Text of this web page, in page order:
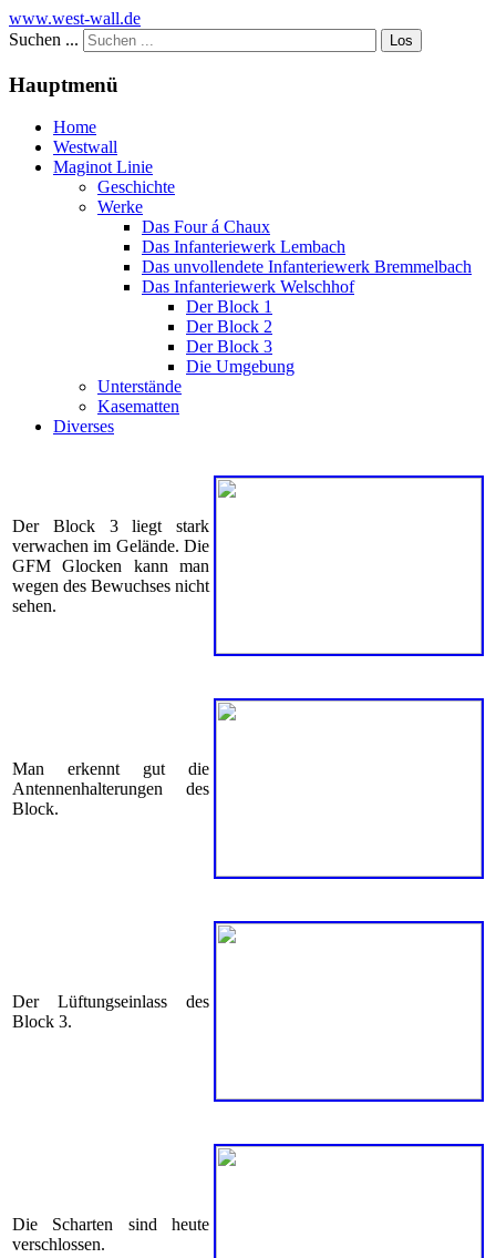
www.west-wall.de
Suchen ...
Los
Hauptmenü
Home
Westwall
Maginot Linie
Geschichte
Werke
Das Four á Chaux
Das Infanteriewerk Lembach
Das unvollendete Infanteriewerk Bremmelbach
Das Infanteriewerk Welschhof
Der Block 1
Der Block 2
Der Block 3
Die Umgebung
Unterstände
Kasematten
Diverses
Der Block 3 liegt stark
verwachen im Gelände. Die
GFM Glocken kann man
wegen des Bewuchses nicht
sehen.
Man erkennt gut die
Antennenhalterungen des
Block.
Der Lüftungseinlass des
Block 3.
Die Scharten sind heute
verschlossen.